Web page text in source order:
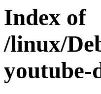
Index of
/linux/
youtube-